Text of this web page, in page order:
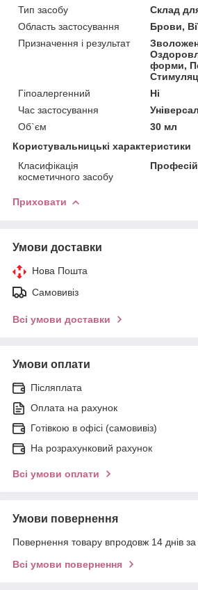
Тип засобу
Склад
Область застосування
Брови,
Призначення і результат
форми,
Гіпоалергенний
Ні
Час застосування
Об`єм
30 мл
Користувальницькі характеристики
Класифікація
косметичного засобу
Приховати
Умови доставки
Нова Пошта
Самовивіз
Всі умови доставки
Умови оплати
Післяплата
Оплата на рахунок
Готівкою в офісі (самовивіз)
На розрахунковий рахунок
Всі умови оплати
Умови повернення
Повернення товару впродовж 14 днів
Всі умови повернення